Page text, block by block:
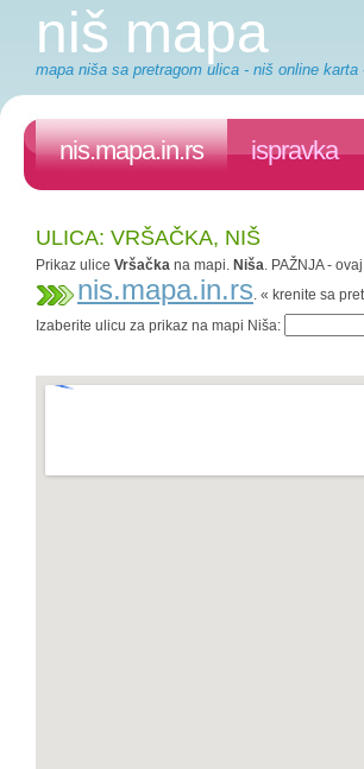
niš mapa
mapa niša sa pretragom ulica - niš online karta
nis.mapa.in.rs ispravka
ULICA: VRŠAČKA, NIŠ
Prikaz ulice Vršačka na mapi. Niša. PAŽNJA -
nis.mapa.in.rs. « krenite sa
Izaberite ulicu za prikaz na mapi Niša: